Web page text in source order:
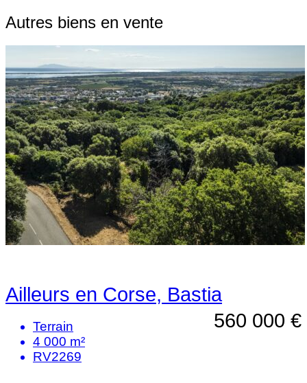
Autres biens en vente
Ailleurs en Corse, Bastia
560 000 €
Terrain
4 000 m²
RV2269